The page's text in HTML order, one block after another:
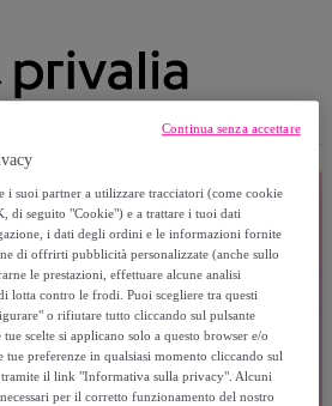
i suoi partner a utilizzare tracciatori (come cookie
di seguito "Cookie") e a trattare i tuoi dati
i dati degli ordini e le informazioni fornite
di offrirti pubblicità personalizzate (anche sullo
le prestazioni, effettuare alcune analisi
lotta contro le frodi. Puoi scegliere tra questi
o rifiutare tutto cliccando sul pulsante
scelte si applicano solo a questo browser e/o
preferenze in qualsiasi momento cliccando sul
il link "Informativa sulla privacy". Alcuni
per il corretto funzionamento del nostro
Continua senza accettare